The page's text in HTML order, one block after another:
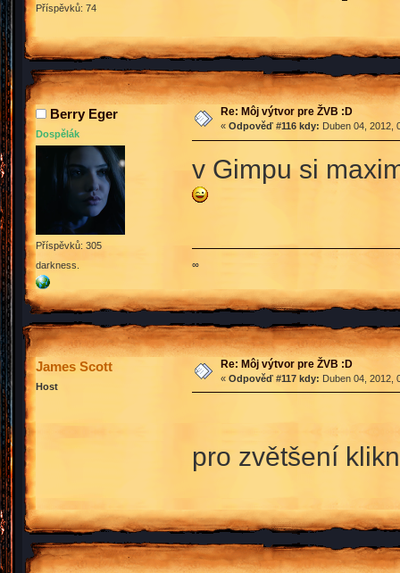
Příspěvků: 74
Berry Eger
Dospělák
Příspěvků: 305
darkness.
Re: Môj výtvor pre ŽVB :D
« Odpověď #116 kdy: Duben 04, 2012,
v Gimpu si
∞
James Scott
Host
Re: Môj výtvor pre ŽVB :D
« Odpověď #117 kdy: Duben 04, 2012,
pro zvětšení